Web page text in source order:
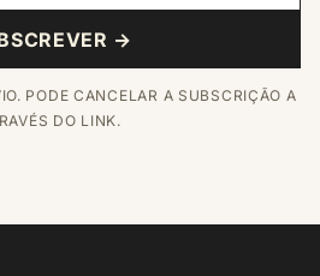
→
PODE CANCELAR A SUBSCRIÇÃO A
DO LINK.